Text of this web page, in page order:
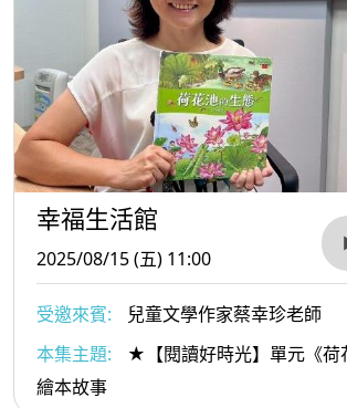
幸福生活館
2025/08/15 (五) 11:00
受邀來賓:
兒童文學作家蔡幸珍老師
本集主題:
★【閱讀好時光】單元《荷
繪本故事